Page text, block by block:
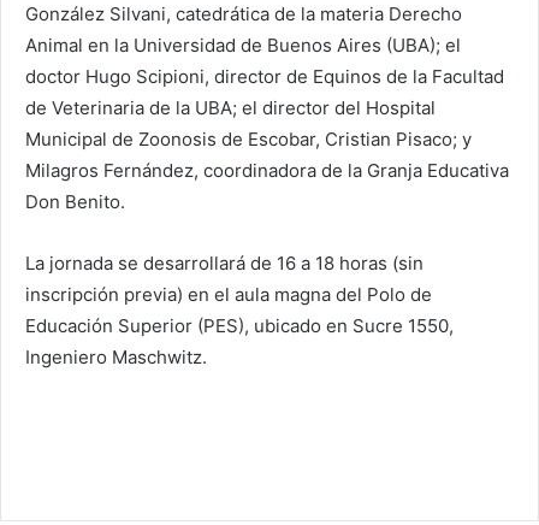
González Silvani, catedrática de la materia Derecho
Animal en la Universidad de Buenos Aires (UBA); el
doctor Hugo Scipioni, director de Equinos de la Facultad
de Veterinaria de la UBA; el director del Hospital
Municipal de Zoonosis de Escobar, Cristian Pisaco; y
Milagros Fernández, coordinadora de la Granja Educativa
Don Benito.
La jornada se desarrollará de 16 a 18 horas (sin
inscripción previa) en el aula magna del Polo de
Educación Superior (PES), ubicado en Sucre 1550,
Ingeniero Maschwitz.